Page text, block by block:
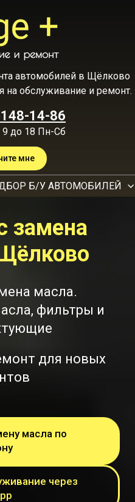
автомобилей в Щёлково
на обслуживание и ремонт.
14-86
9 до 18 Пн-Сб
мне
Б/У АВТОМОБИЛЕЙ
замена
масла.
фильтры и
для новых
масла по
через